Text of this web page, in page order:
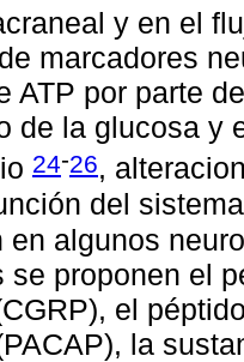
y en el
marcadores
ATP por parte
de la glucosa y
24-26,
del
en algunos
se proponen el
el
la